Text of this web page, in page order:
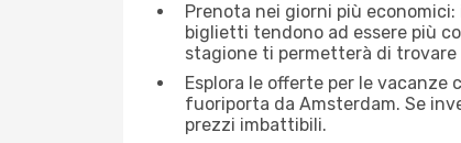
Prenota nei giorni più
biglietti tendono ad essere più
stagione ti permetterà di
Esplora le offerte per le
fuoriporta da Amsterdam. Se
prezzi imbattibili.